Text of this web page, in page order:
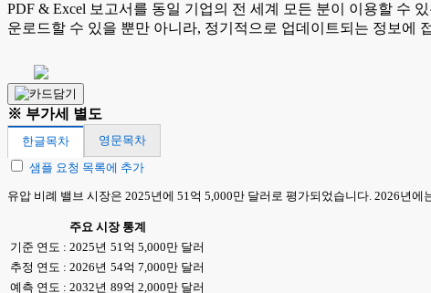
PDF & Excel 보고서를 동일 기업의 전 세계 모든 분이 이용할 수
운로드할 수 있을 뿐만 아니라, 정기적으로 업데이트되는 정보에
※ 부가세 별도
한글목차
영문목차
샘플 요청 목록에 추가
유압 비례 밸브 시장은 2025년에 51억 5,000만 달러로 평가되었습니다. 2026년
주요 시장 통계
기준 연도 : 2025년 51억 5,000만 달러
추정 연도 : 2026년 54억 7,000만 달러
예측 연도 : 2032년 89억 2,000만 달러